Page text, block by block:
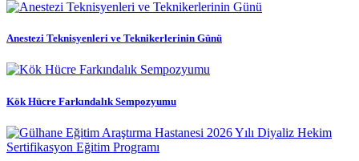
Anestezi Teknisyenleri ve Teknikerlerinin Günü
Kök Hücre Farkındalık Sempozyumu